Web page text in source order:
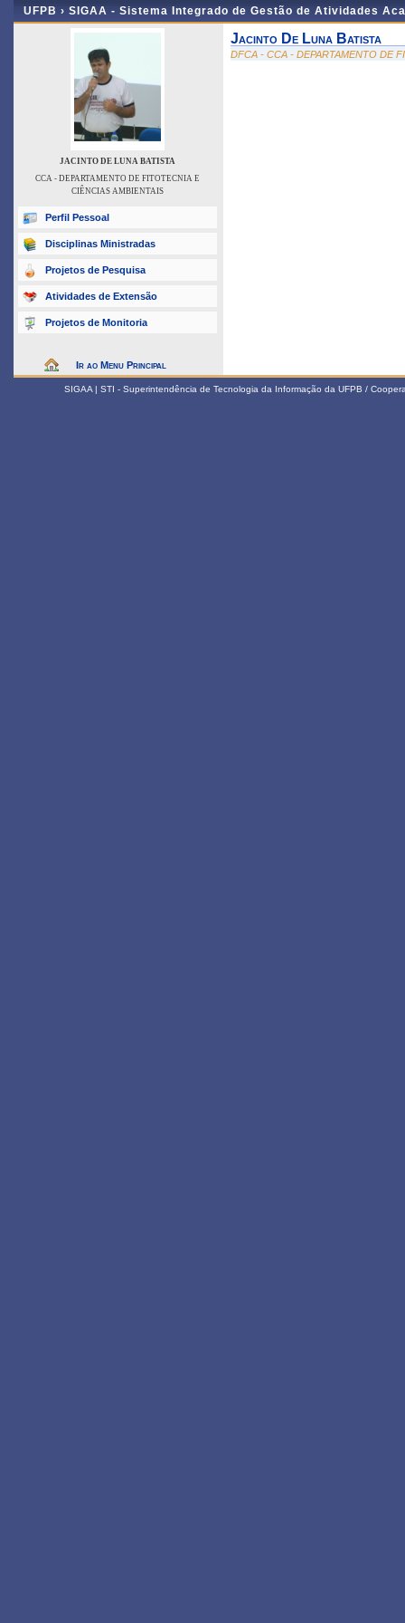
UFPB › SIGAA - Sistema Integrado de Gestão de Atividades
JACINTO DE LUNA BATISTA
CCA - DEPARTAMENTO DE FITOTECNIA E
CIÊNCIAS AMBIENTAIS
Perfil Pessoal
Disciplinas Ministradas
Projetos de Pesquisa
Atividades de Extensão
Projetos de Monitoria
Ir ao Menu Principal
Jacinto De Luna Batista
DFCA - CCA - DEPARTAMENTO DE
SIGAA | STI - Superintendência de Tecnologia da Informação da UFPB /